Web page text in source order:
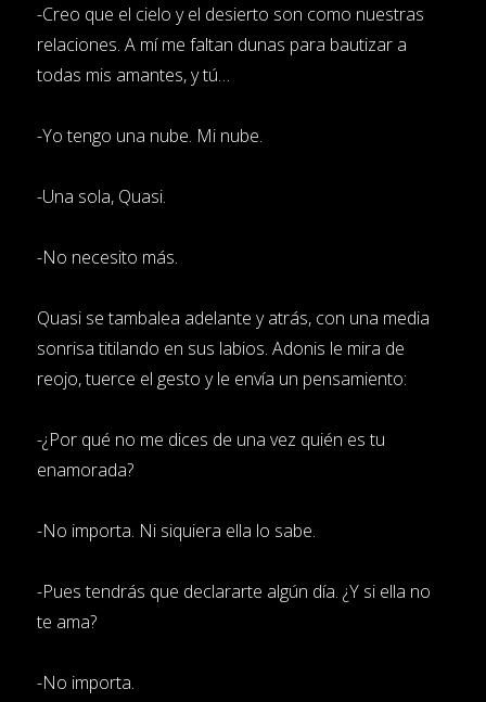
-Creo que el cielo y el desierto son como nuestras
relaciones. A mí me faltan dunas para bautizar a
todas mis amantes, y tú…
-Yo tengo una nube. Mi nube.
-Una sola, Quasi.
-No necesito más.
Quasi se tambalea adelante y atrás, con una media
sonrisa titilando en sus labios. Adonis le mira de
reojo, tuerce el gesto y le envía un pensamiento:
-¿Por qué no me dices de una vez quién es tu
enamorada?
-No importa. Ni siquiera ella lo sabe.
-Pues tendrás que declararte algún día. ¿Y si ella no
te ama?
-No importa.